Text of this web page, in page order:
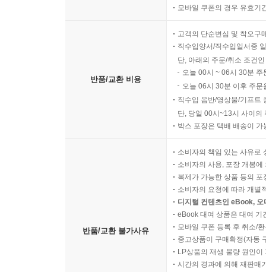
모바일 쿠폰의 경우 유효기
반품/교환 비용
고객의 단순변심 및 착오구
직수입양서/직수입일서중
단, 아래의 주문/취소 조건
오늘 00시 ~ 06시 30분
오늘 06시 30분 이후 주
직수입 음반/영상물/기프트
단, 당일 00시~13시 사이의
박스 포장은 택배 배송이
반품/교환 불가사유
소비자의 책임 있는 사유로
소비자의 사용, 포장 개봉
복제가 가능한 상품 등의
소비자의 요청에 따라 개별
디지털 컨텐츠인 eBook,
eBook 대여 상품은 대여 기
모바일 쿠폰 등록 후 취소/
중고상품이 구매확정(자동
LP상품의 재생 불량 원인
시간의 경과에 의해 재판매